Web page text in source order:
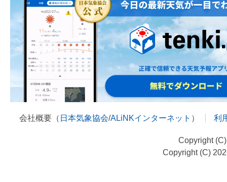
会社概要（ 日本気象協会/ALiNKインターネット ） 利
Copyright
Copyright (C)